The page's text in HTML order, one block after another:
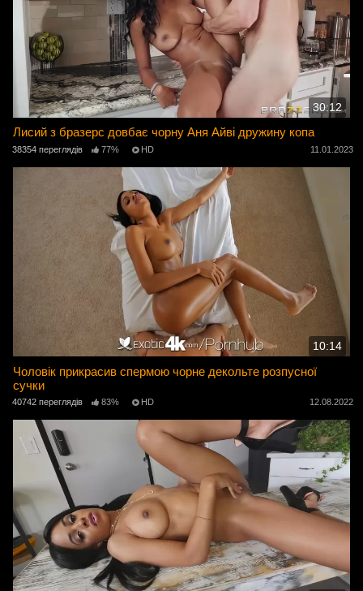
30:12
Лисий з бразерс довбає чорну Аня Айві дружину копа
38354 переглядів 77% HD 11.01.2023
10:14
Чоловік прикрасив спермою чорне декольте розпусної
сучки
40742 переглядів 83% HD 12.08.2022